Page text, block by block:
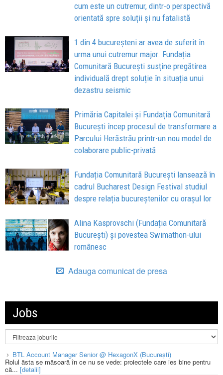
cum este un cutremur, dintr-o perspectivă
orientată spre soluții și nu fatalistă
1 din 4 bucureșteni ar avea de suferit în
urma unui cutremur major. Fundația
Comunitară București susține pregătirea
individuală drept soluție în situația unui
dezastru seismic
Primăria Capitalei și Fundația Comunitară
București încep procesul de transformare a
Parcului Herăstrău printr-un nou model de
colaborare public-privată
Fundația Comunitară București lansează în
cadrul Bucharest Design Festival studiul
despre relația bucureștenilor cu orașul lor
Alina Kasprovschi (Fundația Comunitară
București) și povestea Swimathon-ului
românesc
Adauga comunicat de presa
Jobs
BTL Account Manager Senior @ HexagonX (București)
Rolul ăsta se măsoară în ce nu se vede: proiectele care ies bine pentru
că... [detalii]